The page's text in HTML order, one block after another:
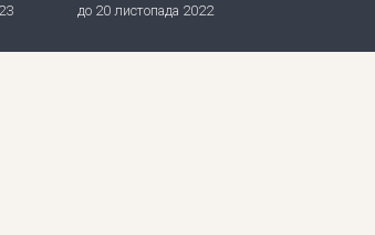
до 20 листопада 2022